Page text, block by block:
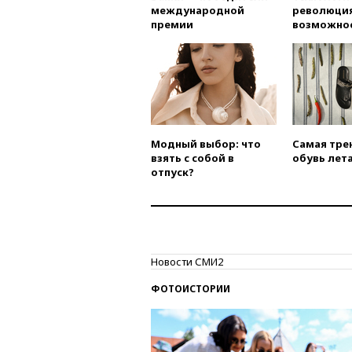
международной
премии
Модный выбор: что
взять с собой в
отпуск?
Самая
обувь
Новости СМИ2
ФОТОИСТОРИИ